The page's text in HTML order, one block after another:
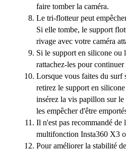
faire tomber la caméra.
Le tri-flotteur peut
Si elle tombe, le support
rivage avec votre caméra
Si le support en silicone ou
rattachez-les pour continuer
Lorsque vous faites du surf
retirez le support en
insérez la vis papillon sur
les empêcher d'être
Il n'est pas recommandé de
multifonction Insta360 X3
Pour améliorer la stabilité